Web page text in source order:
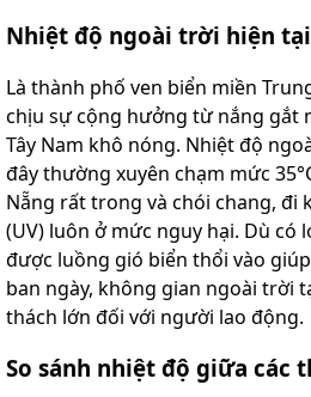
Nhiệt độ ngoài trời hiện
Là thành phố ven biển miền
chịu sự cộng hưởng từ nắng gắt
Tây Nam khô nóng. Nhiệt độ
đây thường xuyên chạm mức
Nẵng rất trong và chói chang, đi
(UV) luôn ở mức nguy hại. Dù có
được luồng gió biển thổi vào
ban ngày, không gian ngoài trời
thách lớn đối với người lao động.
So sánh nhiệt độ giữa các